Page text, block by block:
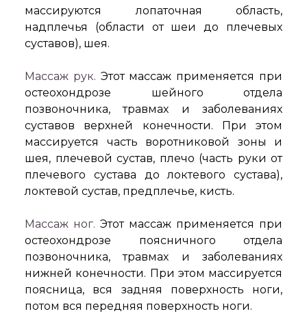
массируются лопаточная область,
надплечья (области от шеи до плечевых
суставов), шея.
Массаж рук. Этот массаж применяется при
остеохондрозе шейного отдела
позвоночника, травмах и заболеваниях
суставов верхней конечности. При этом
массируется часть воротниковой зоны и
шея, плечевой сустав, плечо (часть руки от
плечевого сустава до локтевого сустава),
локтевой сустав, предплечье, кисть.
Массаж ног. Этот массаж применяется при
остеохондрозе поясничного отдела
позвоночника, травмах и заболеваниях
нижней конечности. При этом массируется
поясница, вся задняя поверхность ноги,
потом вся передняя поверхность ноги.